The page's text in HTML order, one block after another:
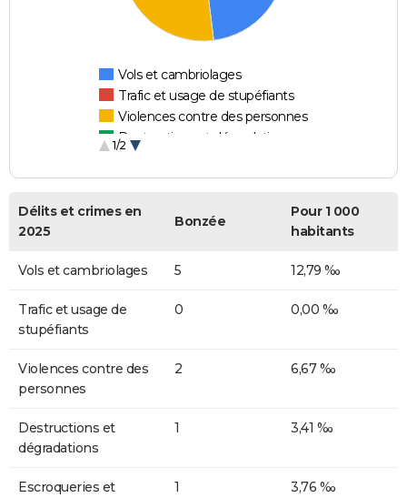
Vols et cambriolages
Trafic et usage de stupéfiants
Violences contre des personnes
Destructions et dégradations
1/2
Délits et crimes en
2025
Bonzée
Pour 1 000
habitants
Vols et cambriolages 5 12,79 ‰
Trafic et usage de
stupéfiants
0 0,00 ‰
Violences contre des
personnes
2 6,67 ‰
Destructions et
dégradations
1 3,41 ‰
Escroqueries et
1 3,76 ‰